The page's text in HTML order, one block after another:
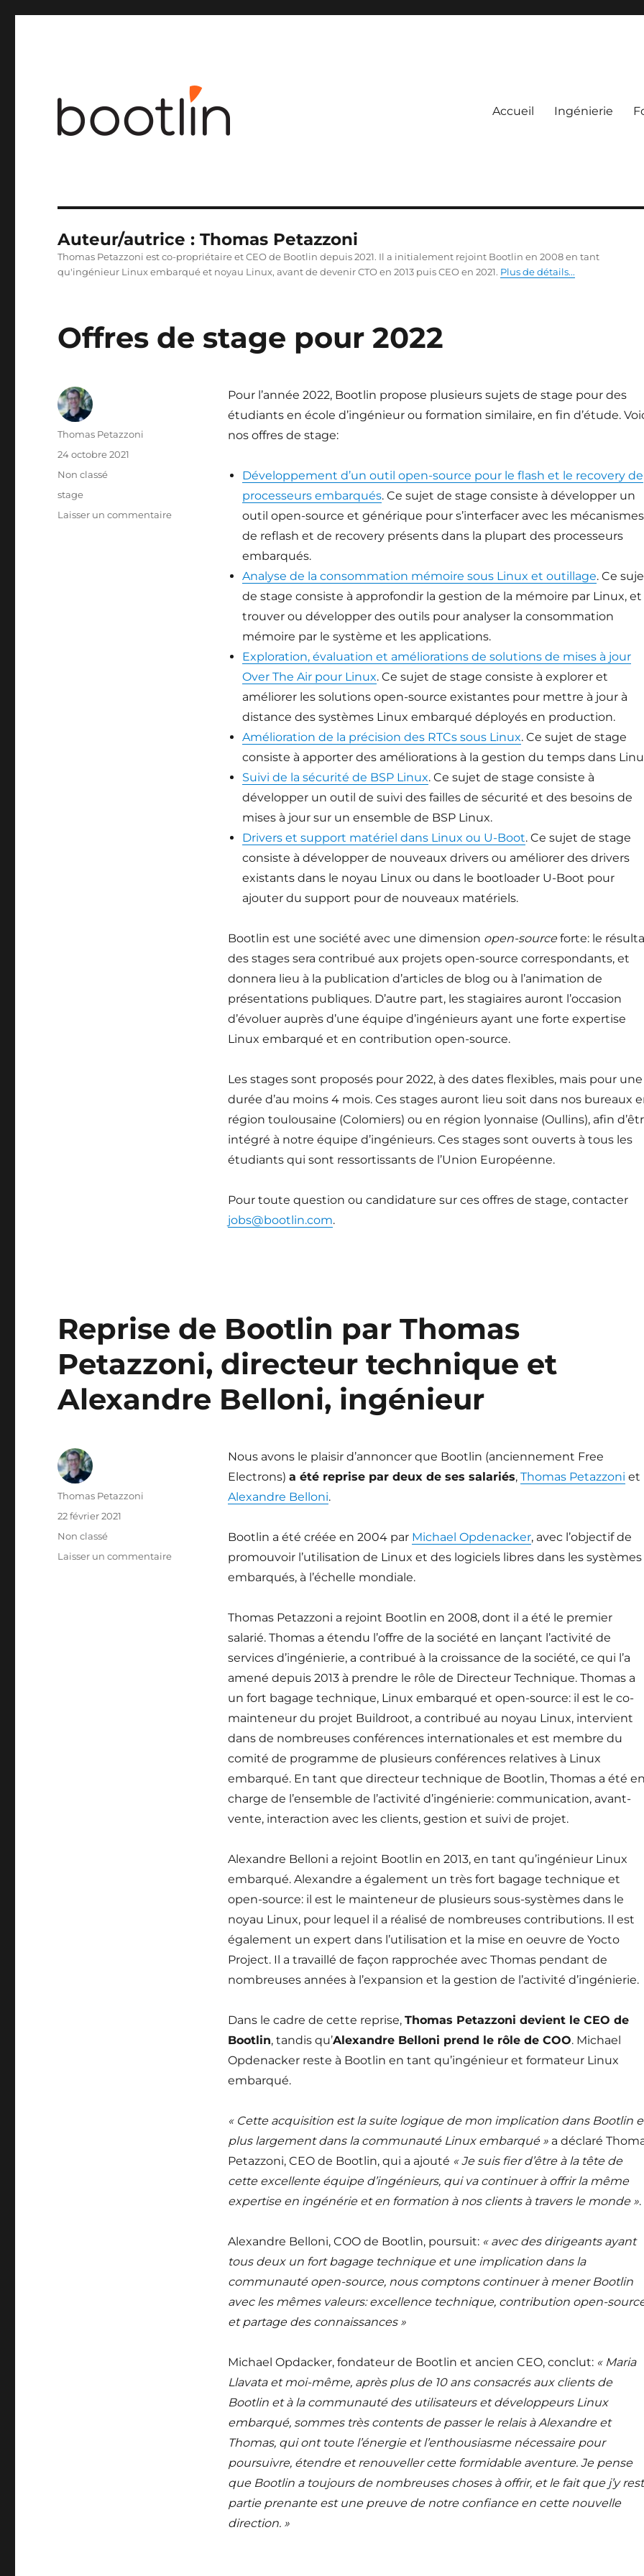
Accueil Ingénierie
Auteur/autrice :Thomas Petazzoni
Thomas Petazzoni est co-propriétaire et CEO de Bootlin depuis 2021. Il a initialement rejoint Bootlin en 2008 en tant
qu'ingénieur Linux embarqué et noyau Linux, avant de devenir CTO en 2013 puis CEO en 2021. Plus de détails...
Offres de stage pour 2022
Pour l’année 2022, Bootlin propose plusieurs sujets de stage pour des
étudiants en école d’ingénieur ou formation similaire, en fin d’étude.
nos offres de stage:
Développement d’un outil open-source pour le flash et le recovery de
processeurs embarqués. Ce sujet de stage consiste à développer un
outil open-source et générique pour s’interfacer avec les mécanismes
de reflash et de recovery présents dans la plupart des processeurs
embarqués.
Analyse de la consommation mémoire sous Linux et outillage. Ce
de stage consiste à approfondir la gestion de la mémoire par Linux, et
trouver ou développer des outils pour analyser la consommation
mémoire par le système et les applications.
Exploration, évaluation et améliorations de solutions de mises à jour
Over The Air pour Linux. Ce sujet de stage consiste à explorer et
améliorer les solutions open-source existantes pour mettre à jour à
distance des systèmes Linux embarqué déployés en production.
Amélioration de la précision des RTCs sous Linux. Ce sujet de stage
consiste à apporter des améliorations à la gestion du temps dans
Suivi de la sécurité de BSP Linux. Ce sujet de stage consiste à
développer un outil de suivi des failles de sécurité et des besoins de
mises à jour sur un ensemble de BSP Linux.
Drivers et support matériel dans Linux ou U-Boot. Ce sujet de stage
consiste à développer de nouveaux drivers ou améliorer des drivers
existants dans le noyau Linux ou dans le bootloader U-Boot pour
ajouter du support pour de nouveaux matériels.
Bootlin est une société avec une dimension open-sourceforte: le
des stages sera contribué aux projets open-source correspondants, et
donnera lieu à la publication d’articles de blog ou à l’animation de
présentations publiques. D’autre part, les stagiaires auront l’occasion
d’évoluer auprès d’une équipe d’ingénieurs ayant une forte expertise
Linux embarqué et en contribution open-source.
Les stages sont proposés pour 2022, à des dates flexibles, mais pour une
durée d’au moins 4 mois. Ces stages auront lieu soit dans nos bureaux
région toulousaine (Colomiers) ou en région lyonnaise (Oullins), afin
intégré à notre équipe d’ingénieurs. Ces stages sont ouverts à tous les
étudiants qui sont ressortissants de l’Union Européenne.
Pour toute question ou candidature sur ces offres de stage, contacter
jobs@bootlin.com.
Auteur
Thomas Petazzoni
Publié
24 octobre 2021
Catégories
Non classé
Étiquettes
stage
Laisser un commentairesur
Reprise de Bootlin par Thomas
Petazzoni, directeur technique et
Alexandre Belloni, ingénieur
Nous avons le plaisir d’annoncer que Bootlin (anciennement Free
Electrons) a été reprise par deux de ses salariés, Thomas Petazzoni et
Alexandre Belloni.
Bootlin a été créée en 2004 par Michael Opdenacker, avec l’objectif de
promouvoir l’utilisation de Linux et des logiciels libres dans les systèmes
embarqués, à l’échelle mondiale.
Thomas Petazzoni a rejoint Bootlin en 2008, dont il a été le premier
salarié. Thomas a étendu l’offre de la société en lançant l’activité de
services d’ingénierie, a contribué à la croissance de la société, ce qui l’a
amené depuis 2013 à prendre le rôle de Directeur Technique. Thomas a
un fort bagage technique, Linux embarqué et open-source: il est le co-
mainteneur du projet Buildroot, a contribué au noyau Linux, intervient
dans de nombreuses conférences internationales et est membre du
comité de programme de plusieurs conférences relatives à Linux
embarqué. En tant que directeur technique de Bootlin, Thomas a été
charge de l’ensemble de l’activité d’ingénierie: communication, avant-
vente, interaction avec les clients, gestion et suivi de projet.
Alexandre Belloni a rejoint Bootlin en 2013, en tant qu’ingénieur Linux
embarqué. Alexandre a également un très fort bagage technique et
open-source: il est le mainteneur de plusieurs sous-systèmes dans le
noyau Linux, pour lequel il a réalisé de nombreuses contributions. Il est
également un expert dans l’utilisation et la mise en oeuvre de Yocto
Project. Il a travaillé de façon rapprochée avec Thomas pendant de
nombreuses années à l’expansion et la gestion de l’activité d’ingénierie.
Dans le cadre de cette reprise, Thomas Petazzoni devient le CEO de
Bootlin, tandis qu’Alexandre Belloni prend le rôle de COO. Michael
Opdenacker reste à Bootlin en tant qu’ingénieur et formateur Linux
embarqué.
« Cette acquisition est la suite logique de mon implication dans Bootlin
plus largement dans la communauté Linux embarqué »a déclaré
Petazzoni, CEO de Bootlin, qui a ajouté « Je suis fier d’être à la tête de
cette excellente équipe d’ingénieurs, qui va continuer à offrir la même
expertise en ingénérie et en formation à nos clients à travers le monde ».
Alexandre Belloni, COO de Bootlin, poursuit: « avec des dirigeants ayant
tous deux un fort bagage technique et une implication dans la
communauté open-source, nous comptons continuer à mener Bootlin
avec les mêmes valeurs: excellence technique, contribution open-
et partage des connaissances »
Michael Opdacker, fondateur de Bootlin et ancien CEO, conclut: « Maria
Llavata et moi-même, après plus de 10 ans consacrés aux clients de
Bootlin et à la communauté des utilisateurs et développeurs Linux
embarqué, sommes très contents de passer le relais à Alexandre et
Thomas, qui ont toute l’énergie et l’enthousiasme nécessaire pour
poursuivre, étendre et renouveller cette formidable aventure. Je pense
que Bootlin a toujours de nombreuses choses à offrir, et le fait que j’y
partie prenante est une preuve de notre confiance en cette nouvelle
direction. »
Auteur
Thomas Petazzoni
Publié
22 février 2021
Catégories
Non classé
Laisser un commentairesur